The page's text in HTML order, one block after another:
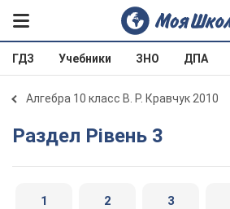
ГДЗ Учебники ЗНО ДПА
Алгебра 10 класс В. Р. Кравчук 2010
Раздел Рівень 3
1 2 3